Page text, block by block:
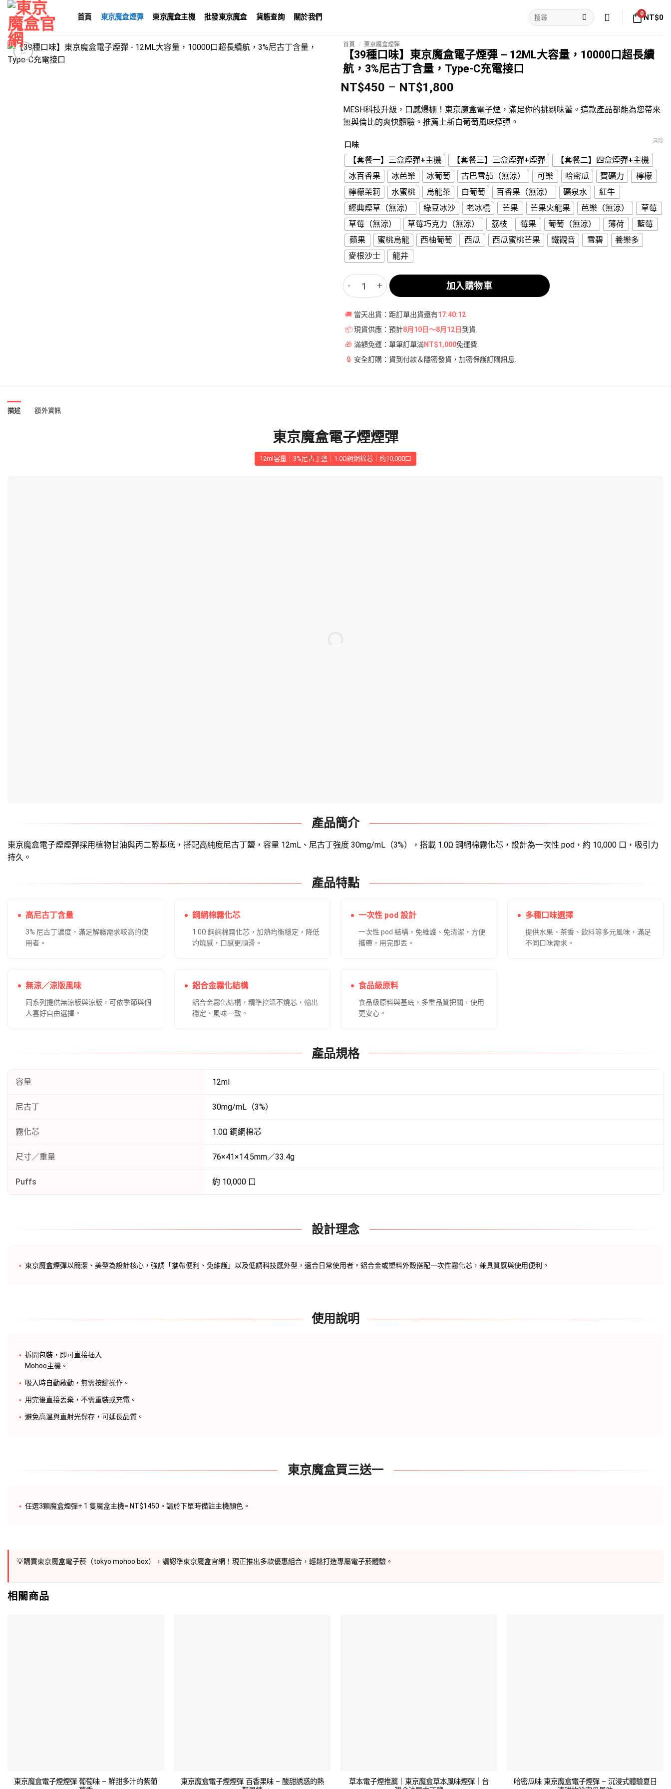
Skip
content
首頁 東京魔盒煙彈 東京魔盒主機 批發東京魔盒 貨態查詢 關於我們
搜
尋
字:
0NT$0
首頁 / 東京魔盒煙彈
【39種口味】東京魔盒電子煙彈 – 12ML大容量，10000口超長續
航，3%尼古丁含量，Type-C充電接口
NT$450 – NT$1,800
範
圍：
NT$1,800
MESH科技升級，口感爆棚！東京魔盒電子煙，滿足你的挑剔味蕾。這款產品都能為您帶來
無與倫比的爽快體驗。推薦上新白葡萄風味煙彈。
口味
【套餐一】三盒煙彈+主機 【套餐三】三盒煙彈+煙彈
【套餐二】四盒煙彈+主機
冰百香果
冰芭樂 冰葡萄 古巴雪茄（無涼） 可樂 哈密瓜 寶礦力
檸檬
檸檬茉莉
水蜜桃 烏龍茶 白葡萄 百香果（無涼） 礦泉水
紅牛
經典煙草（無涼）
綠豆冰沙 老冰棍 芒果 芒果火龍果 芭樂（無涼）
草莓
草莓（無涼）
草莓巧克力（無涼） 荔枝 莓果 葡萄（無涼） 薄荷
藍莓
蘋果
蜜桃烏龍 西柚葡萄 西瓜 西瓜蜜桃芒果 鐵觀音 雪碧
養樂多
麥根沙士
龍井
清除
【39種口味】東京魔盒電子煙彈 - 12ML大容量，10000口超長續航，3%尼古丁含量，
加入購物車
🚚 當天出貨：距訂單出貨還有17:40:11
📦 現貨供應：預計8月10日～8月12日到貨.
🎁 滿額免運：單筆訂單滿NT$1,000免運費.
🔒 安全訂購：貨到付款＆隱密發貨，加密保護訂購訊息.
描述 額外資訊
東京魔盒電子煙煙彈
12ml容量｜3%尼古丁鹽｜1.0Ω鋼網棉芯｜約10,000口
產品簡介
東京魔盒電子煙煙彈採用植物甘油與丙二醇基底，搭配高純度尼古丁鹽，容量 12mL、尼古丁強度 30mg/mL（3%），搭載 1.0Ω 鋼網棉霧化芯，設計為一次性 pod，約 10,000 口，吸引力
持久。
產品特點
高尼古丁含量
3% 尼古丁濃度，滿足解癮需求較高的使
用者。
鋼網棉霧化芯
1.0Ω 鋼網棉霧化芯，加熱均衡穩定，降低
灼燒感，口感更順滑。
一次性 pod 設計
一次性 pod 結構，免維護、免清潔，方便
攜帶，用完即丟。
多種口味選擇
提供水果、茶香、飲料等多元風味，滿足
不同口味需求。
無涼／涼版風味
同系列提供無涼版與涼版，可依季節與個
人喜好自由選擇。
鋁合金霧化結構
鋁合金霧化結構，精準控溫不燒芯，輸出
穩定、風味一致。
食品級原料
食品級原料與基底，多重品質把關，使用
更安心。
產品規格
容量 12ml
尼古丁 30mg/mL（3%）
霧化芯 1.0Ω 鋼網棉芯
尺寸／重量 76×41×14.5mm／33.4g
Puffs 約 10,000 口
設計理念
東京魔盒煙彈以簡潔、美型為設計核心，強調「攜帶便利、免維護」以及低調科技感外型，適合日常使用者。鋁合金或塑料外殼搭配一次性霧化芯，兼具質感與使用便利。
使用說明
拆開包裝，即可直接插入
Mohoo主機 。
吸入時自動啟動，無需按鍵操作。
用完後直接丟棄，不需重裝或充電。
避免高溫與直射光保存，可延長品質。
東京魔盒買三送一
任選3顆魔盒煙彈+ 1 隻魔盒主機= NT$1450。請於下單時備註主機顏色。
💡購買東京魔盒電子菸 （tokyo mohoo box），請認準東京魔盒官網 ！現正推出多款優惠組合，輕鬆打造專屬電子菸體驗。
相關商品
東京魔盒電子煙煙彈 葡萄味 – 鮮甜多汁的紫葡
東京魔盒電子煙煙彈 百香果味 – 酸甜誘惑的熱
草本電子煙推薦｜東京魔盒草本風味煙彈｜台
哈密瓜味 東京魔盒電子煙彈 – 沉浸式體驗夏日